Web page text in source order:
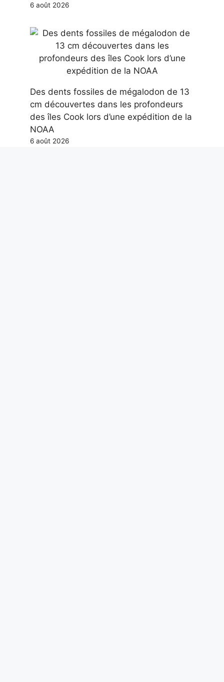
6 août 2026
Des dents fossiles de mégalodon de 13
cm découvertes dans les profondeurs
des îles Cook lors d’une expédition de la
NOAA
6 août 2026